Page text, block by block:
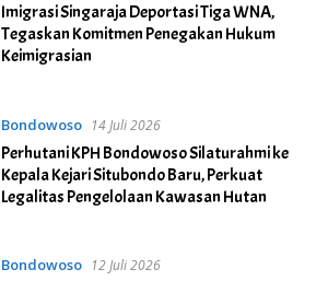
Imigrasi Singaraja Deportasi Tiga WNA,
Tegaskan Komitmen Penegakan Hukum
Keimigrasian
Bondowoso 14 Juli 2026
Perhutani KPH Bondowoso Silaturahmi ke
Kepala Kejari Situbondo Baru, Perkuat
Legalitas Pengelolaan Kawasan Hutan
Bondowoso 12 Juli 2026